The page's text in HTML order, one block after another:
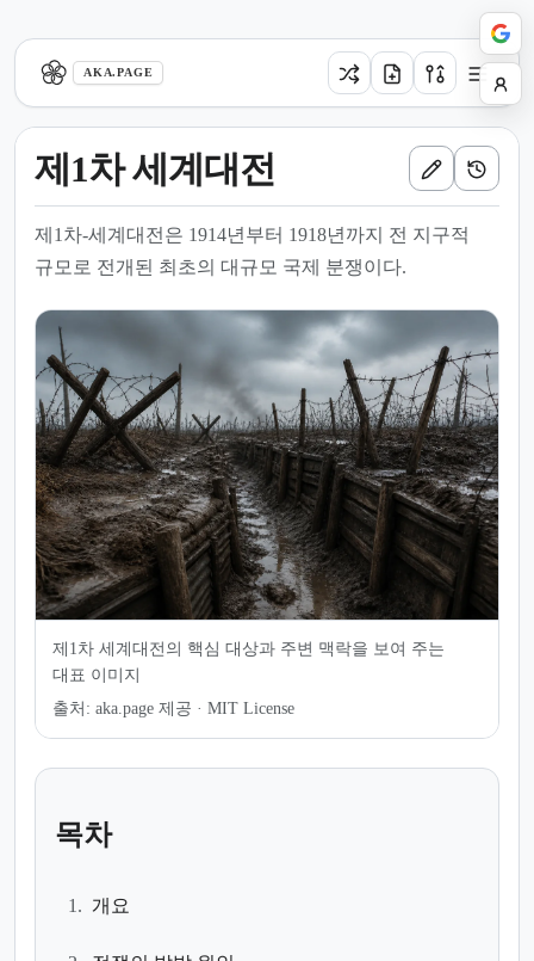
AKA.PAGE
제1차 세계대전
제1차-세계대전은 1914년부터 1918년까지 전 지구적
규모로 전개된 최초의 대규모 국제 분쟁이다.
제1차 세계대전의 핵심 대상과 주변 맥락을 보여 주는
대표 이미지
출처: aka.page 제공 · MIT License
목차
1. 개요